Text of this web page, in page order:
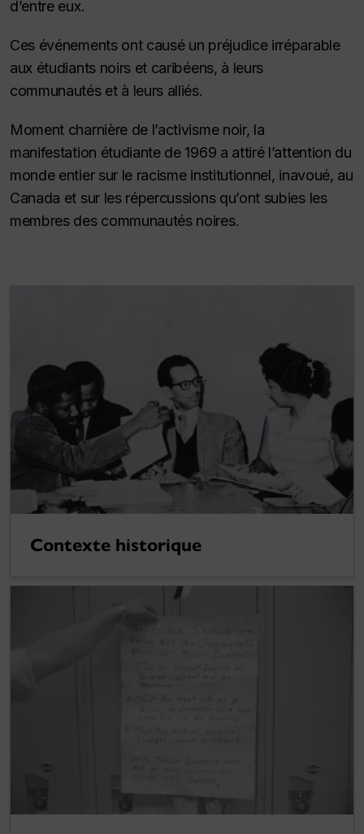
d’entre eux.
Ces événements ont causé un préjudice irréparable
aux étudiants noirs et caribéens, à leurs
communautés et à leurs alliés.
Moment charnière de l’activisme noir, la
manifestation étudiante de 1969 a attiré l’attention du
monde entier sur le racisme institutionnel, inavoué, au
Canada et sur les répercussions qu’ont subies les
membres des communautés noires.
Contexte historique